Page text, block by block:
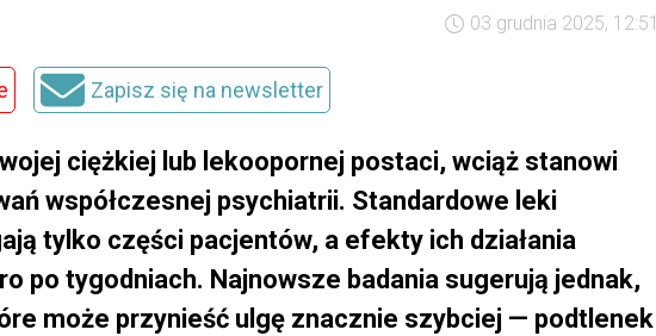
03 grudnia 2025, 12:51
Zapisz się na newsletter
ciężkiej lub lekoopornej postaci, wciąż stanowi
współczesnej psychiatrii. Standardowe leki
tylko części pacjentów, a efekty ich działania
po tygodniach. Najnowsze badania sugerują jednak,
może przynieść ulgę znacznie szybciej — podtlenek